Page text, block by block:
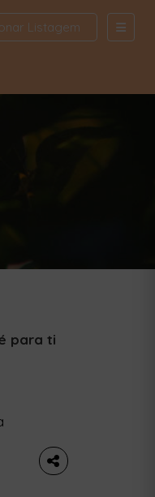
Listagem
para ti